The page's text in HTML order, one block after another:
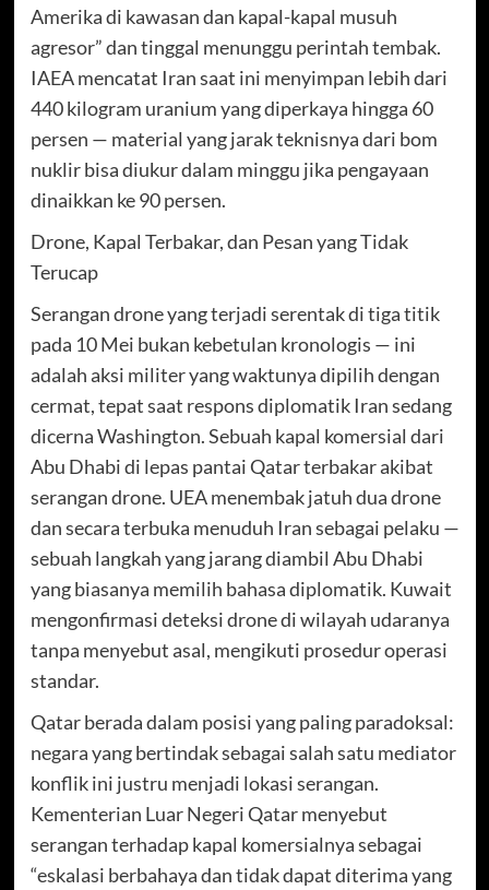
Amerika di kawasan dan kapal-kapal musuh
agresor” dan tinggal menunggu perintah tembak.
IAEA mencatat Iran saat ini menyimpan lebih dari
440 kilogram uranium yang diperkaya hingga 60
persen — material yang jarak teknisnya dari bom
nuklir bisa diukur dalam minggu jika pengayaan
dinaikkan ke 90 persen.
Drone, Kapal Terbakar, dan Pesan yang Tidak
Terucap
Serangan drone yang terjadi serentak di tiga titik
pada 10 Mei bukan kebetulan kronologis — ini
adalah aksi militer yang waktunya dipilih dengan
cermat, tepat saat respons diplomatik Iran sedang
dicerna Washington. Sebuah kapal komersial dari
Abu Dhabi di lepas pantai Qatar terbakar akibat
serangan drone. UEA menembak jatuh dua drone
dan secara terbuka menuduh Iran sebagai pelaku —
sebuah langkah yang jarang diambil Abu Dhabi
yang biasanya memilih bahasa diplomatik. Kuwait
mengonfirmasi deteksi drone di wilayah udaranya
tanpa menyebut asal, mengikuti prosedur operasi
standar.
Qatar berada dalam posisi yang paling paradoksal:
negara yang bertindak sebagai salah satu mediator
konflik ini justru menjadi lokasi serangan.
Kementerian Luar Negeri Qatar menyebut
serangan terhadap kapal komersialnya sebagai
“eskalasi berbahaya dan tidak dapat diterima yang